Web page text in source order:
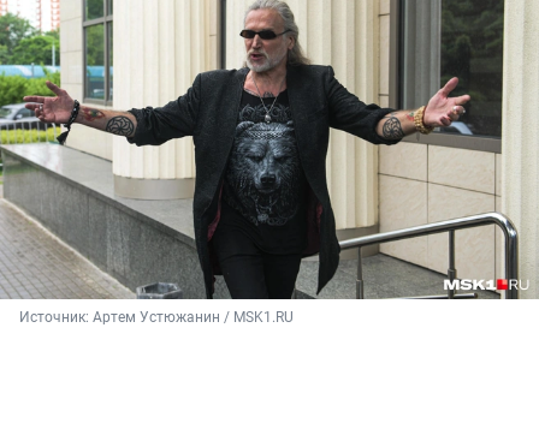
Источник: Артем Устюжанин / MSK1.RU